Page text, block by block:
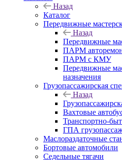
Назад
Каталог
Передвижные
Назад
Передвижные
ПАРМ
ПАРМ с КМУ
Передвижные
назначения
Грузопассажирская
Назад
Вахтовые
Транспортно-
ГПА
Маслораздаточные
Бортовые автомобили
Седельные тягачи